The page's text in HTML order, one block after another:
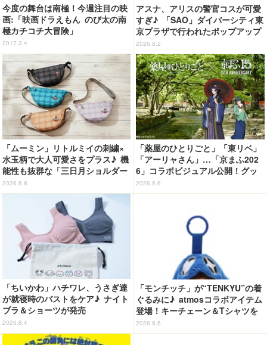
今度の舞台は南極！今週注目の映
画:「映画ドラえもん のび太の南
極カチコチ大冒険」
2017.3.4
アスナ、アリスの警官コスが可愛
すぎ♪ 「SAO」ダイバーシティ東
京プラザで行われたポップアップ
ショップの事後通販がスタート！
2026.8.2
「ムーミン」リトルミイの刺繍×
水玉柄で大人可愛さをプラス♪ 機
能性も抜群な「三日月ショルダー
バッグ」が新登場
2026.8.6
「薬屋のひとりごと」「東リベ」
「アーリャさん」…「京まふ202
6」コラボビジュアル公開！グッ
ズなどの最新情報も
2026.8.6
「ちいかわ」ハチワレ、うさぎ達
が就寝時のバストをケア♪ ナイト
ブラ＆ショーツが発売
2026.8.4
「モンチッチ」が“TENKYU”の着
ぐるみに♪ atmosコラボアイテム
登場！キーチェーン＆Tシャツを
展開
2026.8.6